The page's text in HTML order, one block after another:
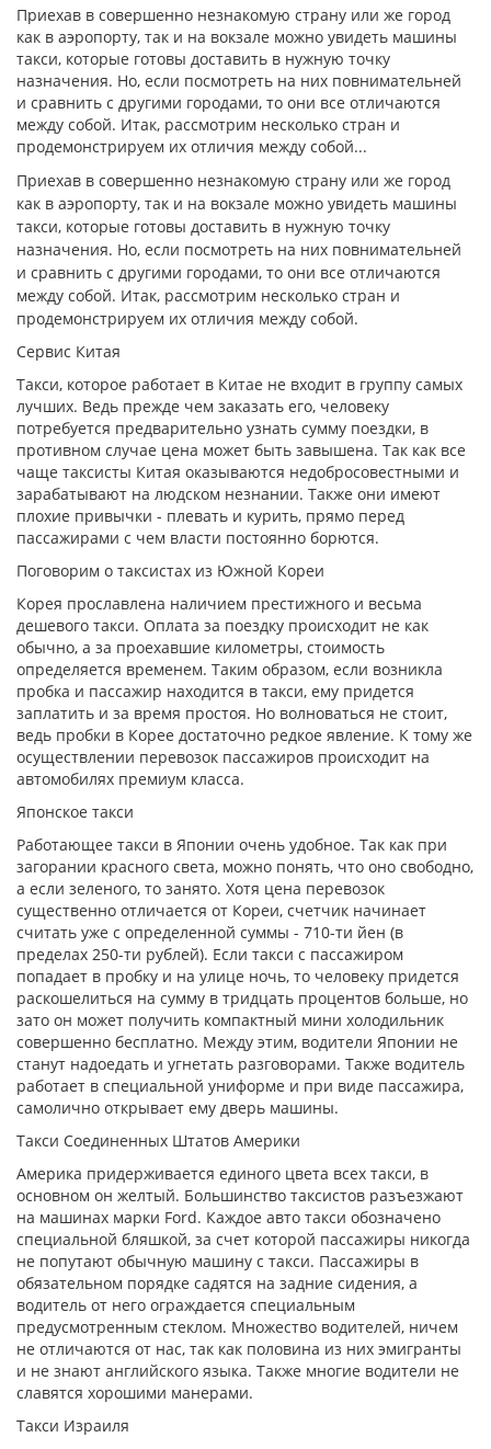
Приехав в совершенно незнакомую страну или же город
как в аэропорту, так и на вокзале можно увидеть машины
такси, которые готовы доставить в нужную точку
назначения. Но, если посмотреть на них повнимательней
и сравнить с другими городами, то они все отличаются
между собой. Итак, рассмотрим несколько стран и
продемонстрируем их отличия между собой...
Приехав в совершенно незнакомую страну или же город
как в аэропорту, так и на вокзале можно увидеть машины
такси, которые готовы доставить в нужную точку
назначения. Но, если посмотреть на них повнимательней
и сравнить с другими городами, то они все отличаются
между собой. Итак, рассмотрим несколько стран и
продемонстрируем их отличия между собой.
Сервис Китая
Такси, которое работает в Китае не входит в группу самых
лучших. Ведь прежде чем заказать его, человеку
потребуется предварительно узнать сумму поездки, в
противном случае цена может быть завышена. Так как все
чаще таксисты Китая оказываются недобросовестными и
зарабатывают на людском незнании. Также они имеют
плохие привычки - плевать и курить, прямо перед
пассажирами с чем власти постоянно борются.
Поговорим о таксистах из Южной Кореи
Корея прославлена наличием престижного и весьма
дешевого такси. Оплата за поездку происходит не как
обычно, а за проехавшие километры, стоимость
определяется временем. Таким образом, если возникла
пробка и пассажир находится в такси, ему придется
заплатить и за время простоя. Но волноваться не стоит,
ведь пробки в Корее достаточно редкое явление. К тому же
осуществлении перевозок пассажиров происходит на
автомобилях премиум класса.
Японское такси
Работающее такси в Японии очень удобное. Так как при
загорании красного света, можно понять, что оно свободно,
а если зеленого, то занято. Хотя цена перевозок
существенно отличается от Кореи, счетчик начинает
считать уже с определенной суммы - 710-ти йен (в
пределах 250-ти рублей). Если такси с пассажиром
попадает в пробку и на улице ночь, то человеку придется
раскошелиться на сумму в тридцать процентов больше, но
зато он может получить компактный мини холодильник
совершенно бесплатно. Между этим, водители Японии не
станут надоедать и угнетать разговорами. Также водитель
работает в специальной униформе и при виде пассажира,
самолично открывает ему дверь машины.
Такси Соединенных Штатов Америки
Америка придерживается единого цвета всех такси, в
основном он желтый. Большинство таксистов разъезжают
на машинах марки Ford. Каждое авто такси обозначено
специальной бляшкой, за счет которой пассажиры никогда
не попутают обычную машину с такси. Пассажиры в
обязательном порядке садятся на задние сидения, а
водитель от него ограждается специальным
предусмотренным стеклом. Множество водителей, ничем
не отличаются от нас, так как половина из них эмигранты
и не знают английского языка. Также многие водители не
славятся хорошими манерами.
Такси Израиля